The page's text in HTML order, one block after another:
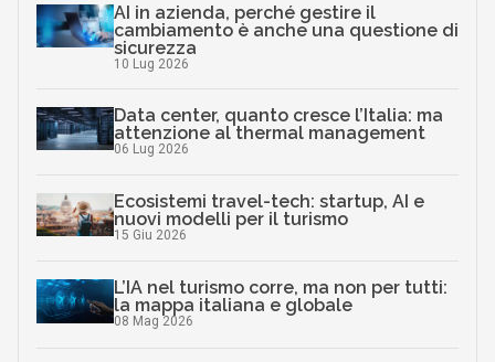
AI in azienda, perché gestire il
cambiamento è anche una questione di
sicurezza
10 Lug 2026
Data center, quanto cresce l’Italia: ma
attenzione al thermal management
06 Lug 2026
Ecosistemi travel-tech: startup, AI e
nuovi modelli per il turismo
15 Giu 2026
L’IA nel turismo corre, ma non per tutti:
la mappa italiana e globale
08 Mag 2026